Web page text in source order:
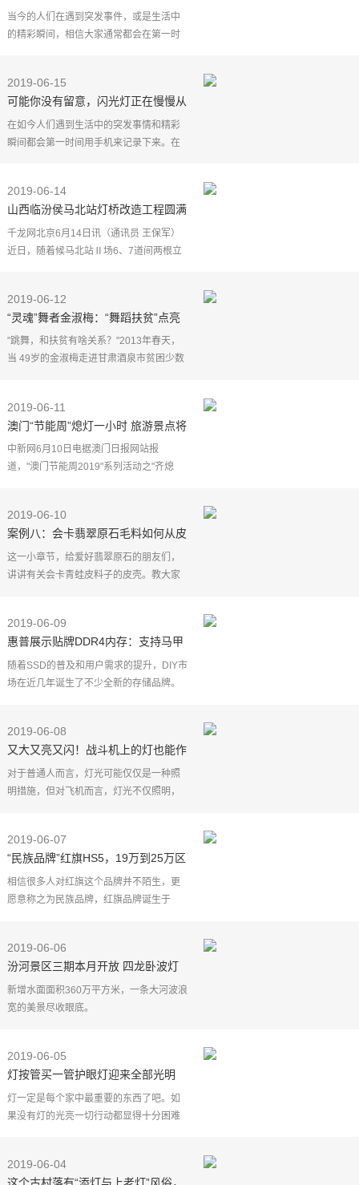
后会永远消失吗？
当今的人们在遇到突发事件，或是生活中
的精彩瞬间，相信大家通常都会在第一时
当然要感谢智能手
2019-06-15
可能你没有留意，闪光灯正在慢慢从
你的手机上消失
在如今人们遇到生活中的突发事情和精彩
瞬间都会第一时间用手机来记录下来。在
前手机笨重到现在
2019-06-14
山西临汾侯马北站灯桥改造工程圆满
完成
千龙网北京6月14日讯（通讯员 王保军）
近日，随着候马北站Ⅱ场6、7道间两根立
程，历时17个封锁施
2019-06-12
“灵魂”舞者金淑梅：“舞蹈扶贫”点亮
梦想之灯
"跳舞，和扶贫有啥关系？"2013年春天，
当 49岁的金淑梅走进甘肃酒泉市贫困少数
断，没人理解她的
2019-06-11
澳门“节能周”熄灯一小时 旅游景点将
关装饰灯
中新网6月10日电据澳门日报网站报
道，"澳门节能周2019"系列活动之"齐熄
游景点等，均会在晚上8时
2019-06-10
案例八：会卡翡翠原石毛料如何从皮
壳、打灯看种老种嫩以及肉质
这一小章节，给爱好翡翠原石的朋友们，
讲讲有关会卡青蛙皮料子的皮壳。教大家
子的种能达到什么
2019-06-09
惠普展示贴牌DDR4内存：支持马甲
散热和RGB灯效
随着SSD的普及和用户需求的提升，DIY市
场在近几年诞生了不少全新的存储品牌。
不是什么新鲜事。
2019-06-08
又大又亮又闪！战斗机上的灯也能作
战？特殊时刻可驱离敌军战机
对于普通人而言，灯光可能仅仅是一种照
明措施，但对飞机而言，灯光不仅照明，
样五花八门的灯光
2019-06-07
“民族品牌”红旗HS5，19万到25万区
间，车内氛围灯是主打配置
相信很多人对红旗这个品牌并不陌生，更
愿意称之为民族品牌，红旗品牌诞生于
红旗打造成"中国第一，
2019-06-06
汾河景区三期本月开放 四龙卧波灯
影里且听风吟
新增水面面积360万平方米，一条大河波浪
宽的美景尽收眼底。
向南一字排开，四座大桥横跨河面之上，
各具特色，
2019-06-05
灯按管买一管护眼灯迎来全部光明
~LED护眼灯测评
灯一定是每个家中最重要的东西了吧。如
果没有灯的光亮一切行动都显得十分困难
性价比最高实用性最
2019-06-04
这个古村落有“添灯与上老灯”风俗，